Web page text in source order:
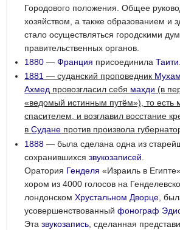
Городового положения. Общее
хозяйством, а также образованием и
стало осуществляться городскими
правительственных органов.
1880 —Франция присоединилаТаити
1881 — суданский проповедник
Ахмед провозгласил себя махди (в
«ведомый истинным путём»), то есть
спасителем, и возглавил восстание
вСудане против произвола
1888 — была сделана одна из
сохранившихсязвукозаписей
Оратория Генделя «Израиль в
хором из 4000 голосов на
лондонскомХрустальном Дворце ,
усовершенствованныйфонограф
Этазвукозапись , сделанная